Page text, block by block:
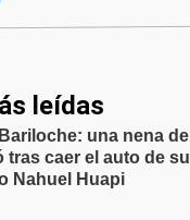
leídas
una nena de
tras caer el auto de su
Nahuel Huapi